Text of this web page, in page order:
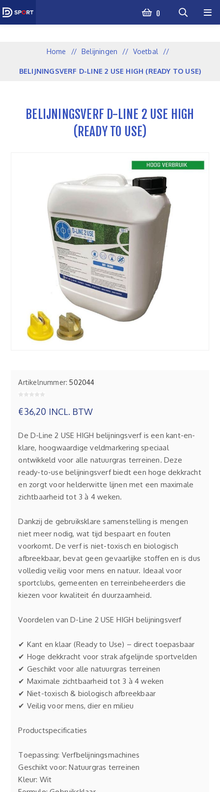
0
Home / Belijningen / Voetbal /
BELIJNINGSVERF D-LINE 2 USE HIGH (READY TO USE)
BELIJNINGSVERF D-LINE 2 USE HIGH
(READY TO USE)
Artikelnummer: 502044
€36,20 INCL. BTW
De D-Line 2 USE HIGH belijningsverf is een kant-en-
klare, hoogwaardige veldmarkering speciaal
ontwikkeld voor alle natuurgras terreinen. Deze
ready-to-use belijningsverf biedt een hoge dekkracht
en zorgt voor helderwitte lijnen met een maximale
zichtbaarheid tot 3 à 4 weken.
Dankzij de gebruiksklare samenstelling is mengen
niet meer nodig, wat tijd bespaart en fouten
voorkomt. De verf is niet-toxisch en biologisch
afbreekbaar, bevat geen gevaarlijke stoffen en is dus
volledig veilig voor mens en natuur. Ideaal voor
sportclubs, gemeenten en terreinbeheerders die
kiezen voor kwaliteit én duurzaamheid.
Voordelen van D-Line 2 USE HIGH belijningsverf
✔ Kant en klaar (Ready to Use) – direct toepasbaar
✔ Hoge dekkracht voor strak afgelijnde sportvelden
✔ Geschikt voor alle natuurgras terreinen
✔ Maximale zichtbaarheid tot 3 à 4 weken
✔ Niet-toxisch & biologisch afbreekbaar
✔ Veilig voor mens, dier en milieu
Productspecificaties
Toepassing: Verfbelijningsmachines
Geschikt voor: Natuurgras terreinen
Kleur: Wit